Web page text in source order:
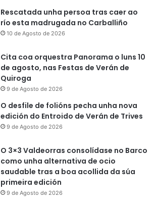
Rescatada unha persoa tras caer ao
río esta madrugada no Carballiño
10 de Agosto de 2026
Cita coa orquestra Panorama o luns 10
de agosto, nas Festas de Verán de
Quiroga
9 de Agosto de 2026
O desfile de folións pecha unha nova
edición do Entroido de Verán de Trives
9 de Agosto de 2026
O 3×3 Valdeorras consolídase no Barco
como unha alternativa de ocio
saudable tras a boa acollida da súa
primeira edición
9 de Agosto de 2026